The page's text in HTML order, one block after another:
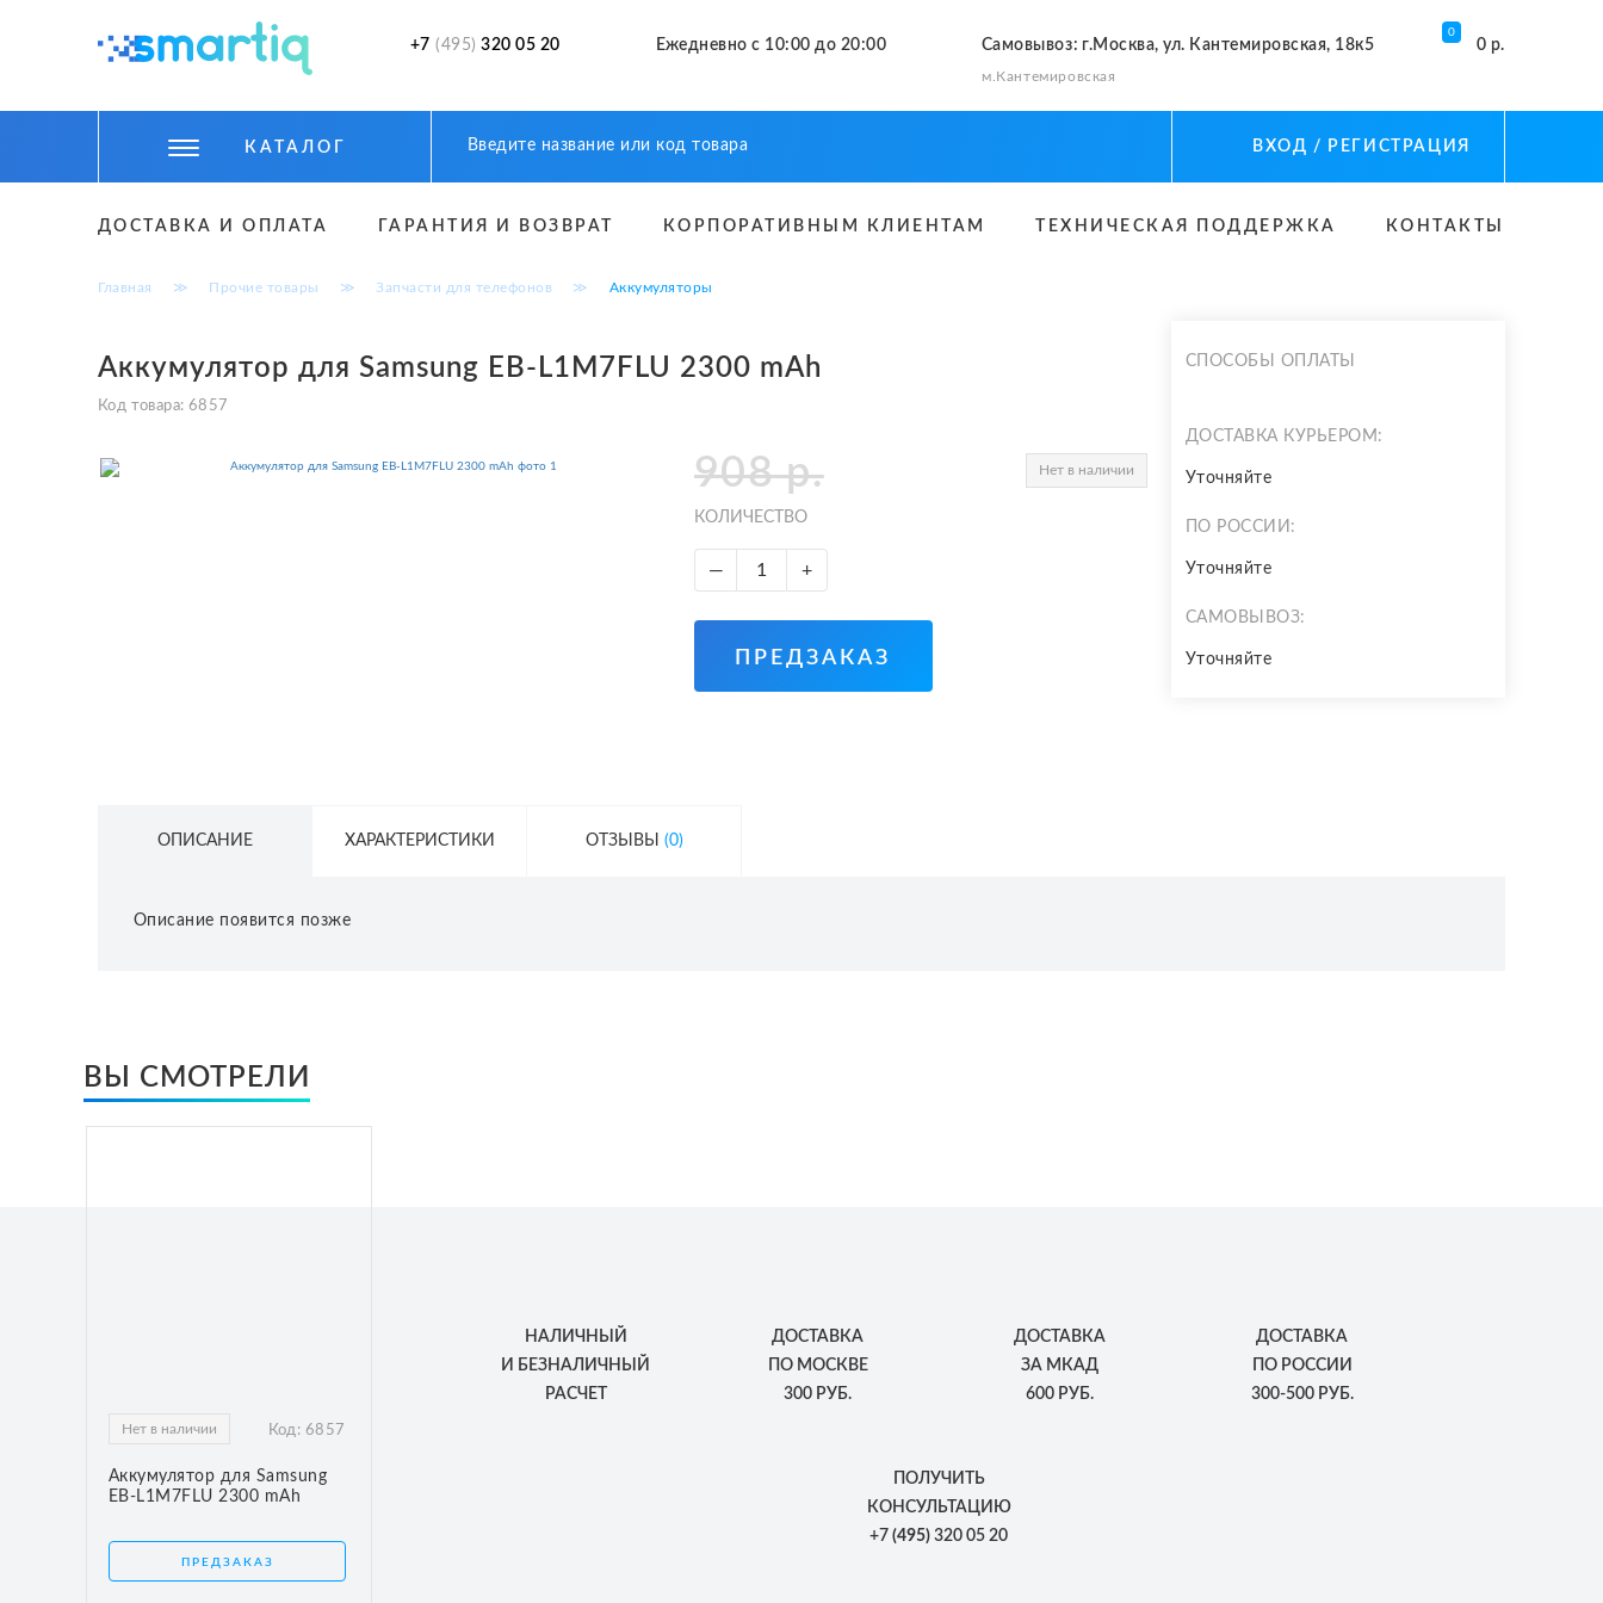
+7 (495) 320 05 20 Ежедневно с 10:00 до 20:00 Самовывоз: г.Москва, ул. Кантемировская, 18к5
м.Кантемировская
0
0 р.
КАТАЛОГ
ТОВАРЫ ДЛЯ АВТО
ВХОД / РЕГИСТРАЦИЯ
ДОСТАВКА И ОПЛАТА ГАРАНТИЯ И ВОЗВРАТ КОРПОРАТИВНЫМ КЛИЕНТАМ ТЕХНИЧЕСКАЯ ПОДДЕРЖКА КОНТАКТЫ
Главная ≫ Прочие товары ≫ Запчасти для телефонов ≫ Аккумуляторы
Аккумулятор для Samsung EB-L1M7FLU 2300 mAh
Код товара: 6857
908р. Нет в наличии
КОЛИЧЕСТВО
— +
ПРЕДЗАКАЗ
СПОСОБЫ ОПЛАТЫ
ДОСТАВКА КУРЬЕРОМ:
Уточняйте
ПО РОССИИ:
Уточняйте
САМОВЫВОЗ:
Уточняйте
ОПИСАНИЕ ХАРАКТЕРИСТИКИ ОТЗЫВЫ (0)
Описание появится позже
ВЫ СМОТРЕЛИ
Нет в наличии Код: 6857
Аккумулятор для Samsung
EB-L1M7FLU 2300 mAh
ПРЕДЗАКАЗ
НАЛИЧНЫЙ
И БЕЗНАЛИЧНЫЙ
РАСЧЕТ
ДОСТАВКА
ПО МОСКВЕ
300 РУБ.
ДОСТАВКА
ЗА МКАД
600 РУБ.
ДОСТАВКА
ПО РОССИИ
300-500 РУБ.
ПОЛУЧИТЬ
КОНСУЛЬТАЦИЮ
+7 (495) 320 05 20